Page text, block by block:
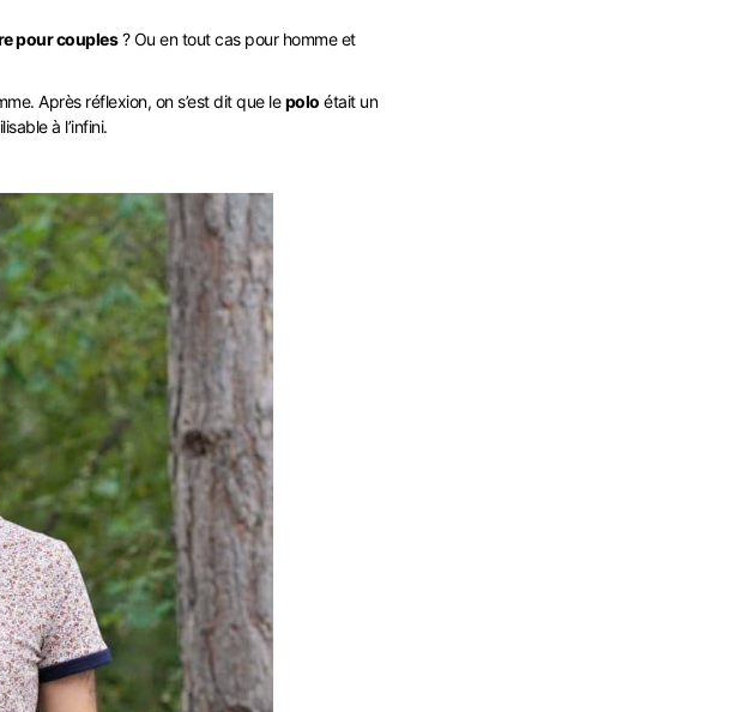
pour couples? Ou en tout cas pour homme et
Après réflexion, on s’est dit que lepolo était un
à l’infini.